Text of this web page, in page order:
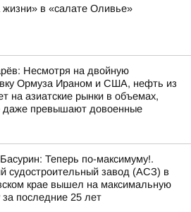
жизни» в «салате Оливье»
Несмотря на двойную
Ормуза Ираном и США, нефть из
на азиатские рынки в объемах,
даже превышают довоенные
Теперь по-максимуму!.
судостроительный завод (АСЗ) в
крае вышел на максимальную
за последние 25 лет